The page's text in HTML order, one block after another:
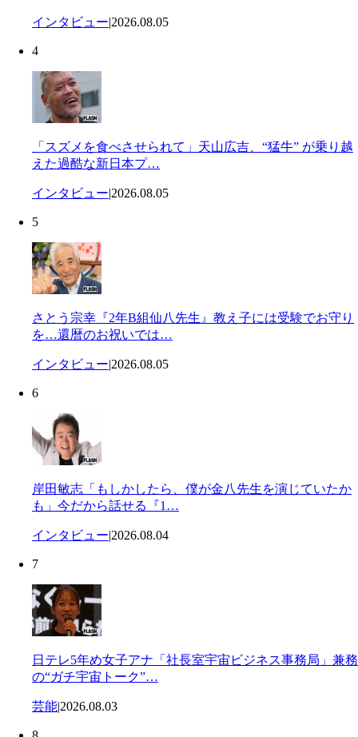
インタビュー|2026.08.05
4
「スズメを食べさせられて」天山広吉、“猛牛” が乗り越
えた過酷な新日本プ…
インタビュー|2026.08.05
5
さとう宗幸『2年B組仙八先生』教え子には受験でお守り
を…還暦のお祝いでは…
インタビュー|2026.08.05
6
岸田敏志「もしかしたら、僕が金八先生を演じていたか
も」今だから話せる『1…
インタビュー|2026.08.04
7
日テレ5年め女子アナ「社長室宇宙ビジネス事務局」兼務
の“ガチ宇宙トーク”…
芸能|2026.08.03